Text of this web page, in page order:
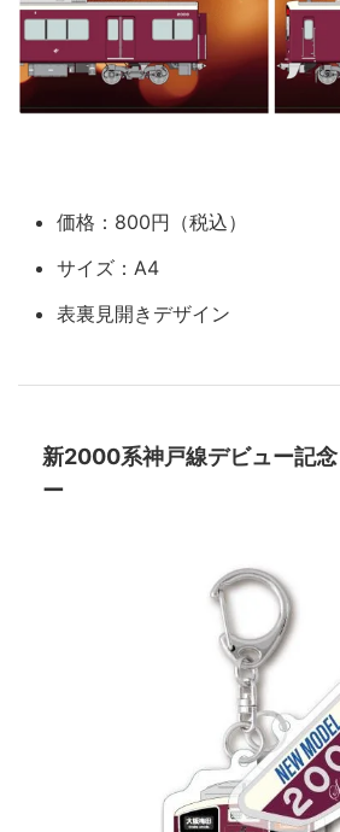
価格：800円（税込）
サイズ：A4
表裏見開きデザイン
新2000系神戸線デビュー記
ー